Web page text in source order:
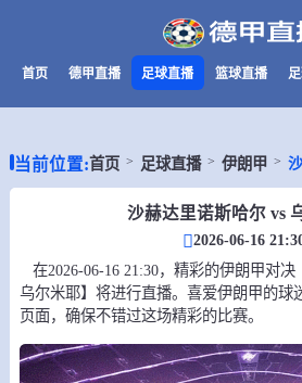
首页 德甲直播 足球直播 篮球直播
当前位置:首页 足球直播 伊朗甲
沙赫达里诺斯哈尔 vs
2026-06-16
在2026-06-16 21:30，精彩的伊朗甲对
乌尔米耶】将进行直播。喜爱伊朗甲的球
页面，确保不错过这场精彩的比赛。